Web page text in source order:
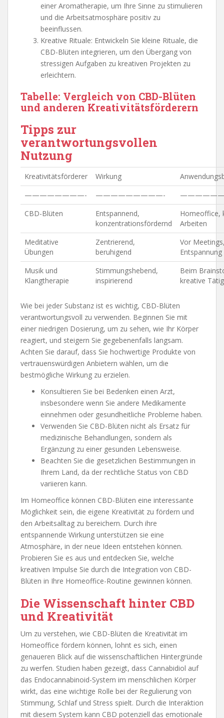
einer Aromatherapie, um Ihre Sinne zu stimulieren
und die Arbeitsatmosphäre positiv zu
beeinflussen.
Kreative Rituale: Entwickeln Sie kleine Rituale, die
CBD-Blüten integrieren, um den Übergang von
stressigen Aufgaben zu kreativen Projekten zu
erleichtern.
Tabelle: Vergleich von CBD-Blüten
und anderen Kreativitätsförderern
Tipps zur
verantwortungsvollen
Nutzung
Kreativitätsförderer Wirkung
————————-
—————————-
CBD-Blüten
Entspannend,
konzentrationsfördernd
Homeoffice,
Arbeiten
Meditative
Übungen
Zentrierend,
beruhigend
Vor
Entspannung
Musik und
Klangtherapie
Stimmungshebend,
inspirierend
Beim
kreative
Wie bei jeder Substanz ist es wichtig, CBD-Blüten
verantwortungsvoll zu verwenden. Beginnen Sie mit
einer niedrigen Dosierung, um zu sehen, wie Ihr Körper
reagiert, und steigern Sie gegebenenfalls langsam.
Achten Sie darauf, dass Sie hochwertige Produkte von
vertrauenswürdigen Anbietern wählen, um die
bestmögliche Wirkung zu erzielen.
Konsultieren Sie bei Bedenken einen Arzt,
insbesondere wenn Sie andere Medikamente
einnehmen oder gesundheitliche Probleme haben.
Verwenden Sie CBD-Blüten nicht als Ersatz für
medizinische Behandlungen, sondern als
Ergänzung zu einer gesunden Lebensweise.
Beachten Sie die gesetzlichen Bestimmungen in
Ihrem Land, da der rechtliche Status von CBD
variieren kann.
Im Homeoffice können CBD-Blüten eine interessante
Möglichkeit sein, die eigene Kreativität zu fördern und
den Arbeitsalltag zu bereichern. Durch ihre
entspannende Wirkung unterstützen sie eine
Atmosphäre, in der neue Ideen entstehen können.
Probieren Sie es aus und entdecken Sie, welche
kreativen Impulse Sie durch die Integration von CBD-
Blüten in Ihre Homeoffice-Routine gewinnen können.
Die Wissenschaft hinter CBD
und Kreativität
Um zu verstehen, wie CBD-Blüten die Kreativität im
Homeoffice fördern können, lohnt es sich, einen
genaueren Blick auf die wissenschaftlichen Hintergründe
zu werfen. Studien haben gezeigt, dass Cannabidiol auf
das Endocannabinoid-System im menschlichen Körper
wirkt, das eine wichtige Rolle bei der Regulierung von
Stimmung, Schlaf und Stress spielt. Durch die Interaktion
mit diesem System kann CBD potenziell das emotionale